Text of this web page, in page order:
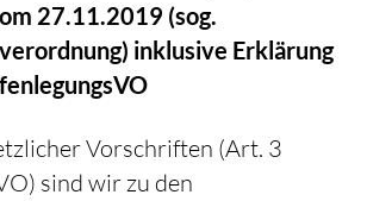
27.11.2019 (sog.
inklusive Erklärung
Vorschriften (Art. 3
sind wir zu den